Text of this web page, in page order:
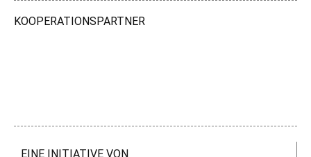
KOOPERATIONSPARTNER
EINE INITIATIVE VON